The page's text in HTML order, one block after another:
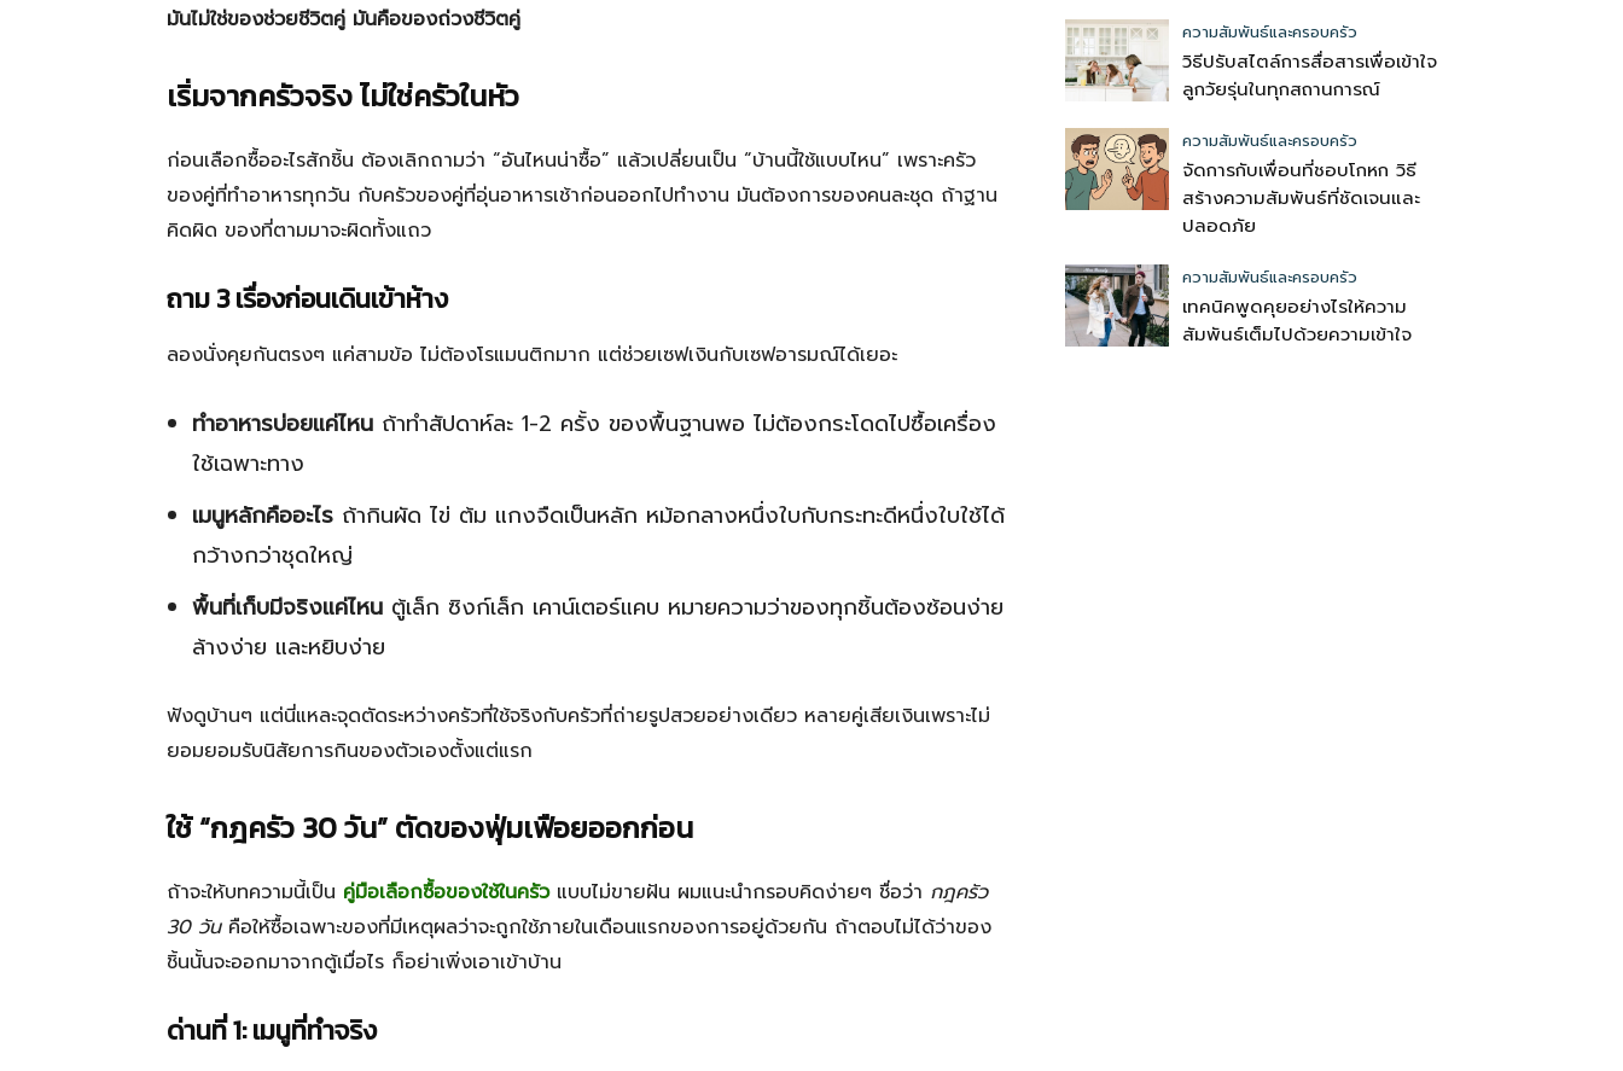
มันไม่ใช่ของช่วยชีวิตคู่ มันคือของถ่วงชีวิตคู่
เริ่มจากครัวจริง ไม่ใช่ครัวในหัว
ก่อนเลือกซื้ออะไรสักชิ้น ต้องเลิกถามว่า “อันไหนน่าซื้อ” แล้วเปลี่ยนเป็น “บ้านนี้ใช้แบบไหน” เพราะครัว
ของคู่ที่ทำอาหารทุกวัน กับครัวของคู่ที่อุ่นอาหารเช้าก่อนออกไปทำงาน มันต้องการของคนละชุด ถ้าฐาน
คิดผิด ของที่ตามมาจะผิดทั้งแถว
ถาม 3 เรื่องก่อนเดินเข้าห้าง
ลองนั่งคุยกันตรงๆ แค่สามข้อ ไม่ต้องโรแมนติกมาก แต่ช่วยเซฟเงินกับเซฟอารมณ์ได้เยอะ
ทำอาหารบ่อยแค่ไหน ถ้าทำสัปดาห์ละ 1-2 ครั้ง ของพื้นฐานพอ ไม่ต้องกระโดดไปซื้อเครื่อง
ใช้เฉพาะทาง
เมนูหลักคืออะไร ถ้ากินผัด ไข่ ต้ม แกงจืดเป็นหลัก หม้อกลางหนึ่งใบกับกระทะดีหนึ่งใบใช้ได้
กว้างกว่าชุดใหญ่
พื้นที่เก็บมีจริงแค่ไหน ตู้เล็ก ซิงก์เล็ก เคาน์เตอร์แคบ หมายความว่าของทุกชิ้นต้องซ้อนง่าย
ล้างง่าย และหยิบง่าย
ฟังดูบ้านๆ แต่นี่แหละจุดตัดระหว่างครัวที่ใช้จริงกับครัวที่ถ่ายรูปสวยอย่างเดียว หลายคู่เสียเงินเพราะไม่
ยอมยอมรับนิสัยการกินของตัวเองตั้งแต่แรก
ใช้ “กฎครัว 30 วัน” ตัดของฟุ่มเฟือยออกก่อน
ถ้าจะให้บทความนี้เป็น คู่มือเลือกซื้อของใช้ในครัวแบบไม่ขายฝัน ผมแนะนำกรอบคิดง่ายๆ ชื่อว่า กฎครัว
30 วันคือให้ซื้อเฉพาะของที่มีเหตุผลว่าจะถูกใช้ภายในเดือนแรกของการอยู่ด้วยกัน ถ้าตอบไม่ได้ว่าของ
ชิ้นนั้นจะออกมาจากตู้เมื่อไร ก็อย่าเพิ่งเอาเข้าบ้าน
ด่านที่ 1: เมนูที่ทำจริง
ความสัมพันธ์และครอบครัว
วิธีปรับสไตล์การสื่อสารเพื่อเข้าใจ
ลูกวัยรุ่นในทุกสถานการณ์
ความสัมพันธ์และครอบครัว
จัดการกับเพื่อนที่ชอบโกหก วิธี
สร้างความสัมพันธ์ที่ชัดเจนและ
ปลอดภัย
ความสัมพันธ์และครอบครัว
เทคนิคพูดคุยอย่างไรให้ความ
สัมพันธ์เต็มไปด้วยความเข้าใจ